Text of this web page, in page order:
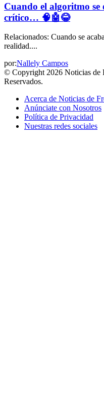
Cuando el algoritmo se
crítico… 🧠🤖😂
Relacionados: Cuando se
realidad....
por:Nallely Campos
© Copyright 2026 Noticias de
Reservados.
Acerca de Noticias de
Anúnciate con Nosotros
Política de Privacidad
Nuestras redes sociales